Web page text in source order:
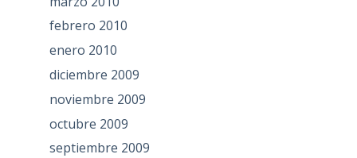
febrero 2010
enero 2010
diciembre 2009
noviembre 2009
octubre 2009
septiembre 2009